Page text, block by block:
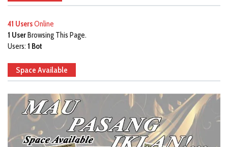
41 UsersOnline
1 UserBrowsing This Page.
Users: 1 Bot
Space Available